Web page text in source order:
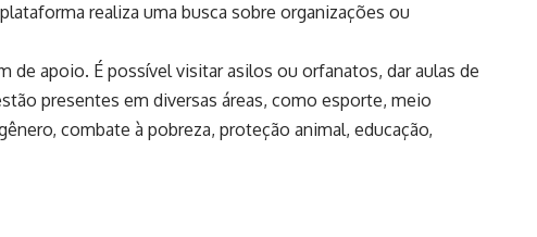
realiza uma busca sobre organizações ou
de apoio. É possível visitar asilos ou orfanatos, dar aulas de
presentes em diversas áreas, como esporte, meio
combate à pobreza, proteção animal, educação,